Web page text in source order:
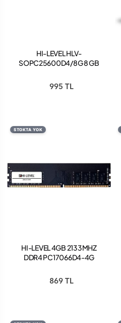
HI-LEVEL HLV-
SOPC25600D4/8G 8 GB
NOTEBOOK BELLEK
995 TL
STOKTA YOK
HI-LEVEL 4GB 2133MHZ
DDR4 PC17066D4-4G
869 TL